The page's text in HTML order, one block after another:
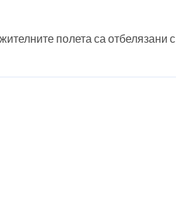
полета са отбелязани с